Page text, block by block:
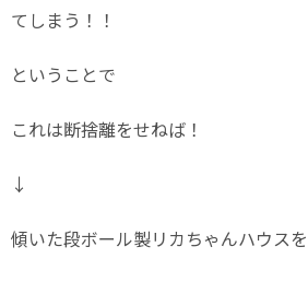
てしまう！！
ということで
これは断捨離をせねば！
↓
傾いた段ボール製リカちゃんハウス